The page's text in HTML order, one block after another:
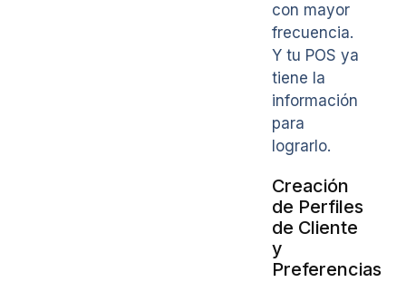
con mayor
frecuencia.
Y tu POS ya
tiene la
información
para
lograrlo.
Creación
de Perfiles
de Cliente
y
Preferencias